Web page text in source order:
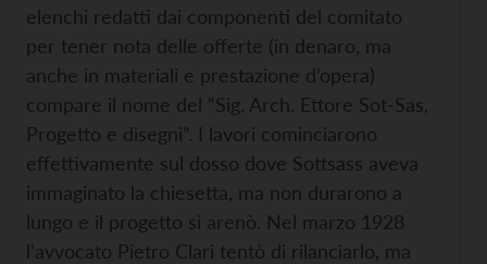
elenchi redatti dai componenti del comitato
per tener nota delle offerte (in denaro, ma
anche in materiali e prestazione d’opera)
compare il nome del “Sig. Arch. Ettore Sot-Sas,
Progetto e disegni”. I lavori cominciarono
effettivamente sul dosso dove Sottsass aveva
immaginato la chiesetta, ma non durarono a
lungo e il progetto si arenò. Nel marzo 1928
l’avvocato Pietro Clari tentò di rilanciarlo, ma